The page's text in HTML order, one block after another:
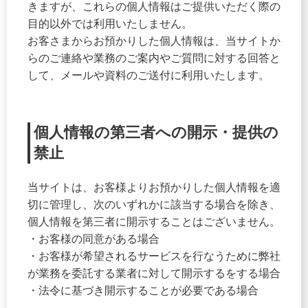
きますが、これらの個人情報はご提供いただく際の
目的以外では利用いたしません。
お客さまからお預かりした個人情報は、当サイトか
らのご連絡や業務のご案内やご質問に対する回答と
して、メールや資料のご送付に利用いたします。
個人情報の第三者への開示・提供の
禁止
当サイトは、お客様よりお預かりした個人情報を適
切に管理し、次のいずれかに該当する場合を除き、
個人情報を第三者に開示することはございません。
・お客様の同意がある場合
・お客様が希望されるサービスを行なうために弊社
が業務を委託する業者に対して開示するをする場合
・法令に基づき開示することが必要である場合